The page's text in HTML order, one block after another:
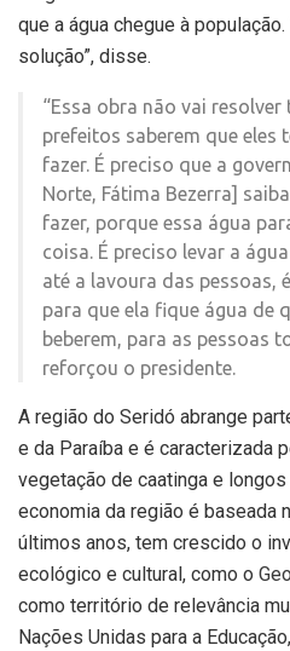
que a água chegue à
solução”, disse.
“Essa obra não vai
prefeitos saberem que eles
fazer. É preciso que a
Norte, Fátima Bezerra]
fazer, porque essa água
coisa. É preciso levar a
até a lavoura das pessoas,
para que ela fique água de
beberem, para as pessoas
reforçou o presidente.
A região do Seridó abrange
e da Paraíba e é caracterizada
vegetação de caatinga e
economia da região é baseada
últimos anos, tem crescido o
ecológico e cultural, como o
como território de relevância
Nações Unidas para a